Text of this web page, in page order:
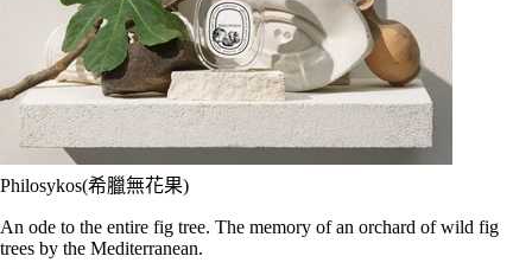
Philosykos(希臘無花果)
An ode to the entire fig tree. The memory of an orchard of wild fig
trees by the Mediterranean.